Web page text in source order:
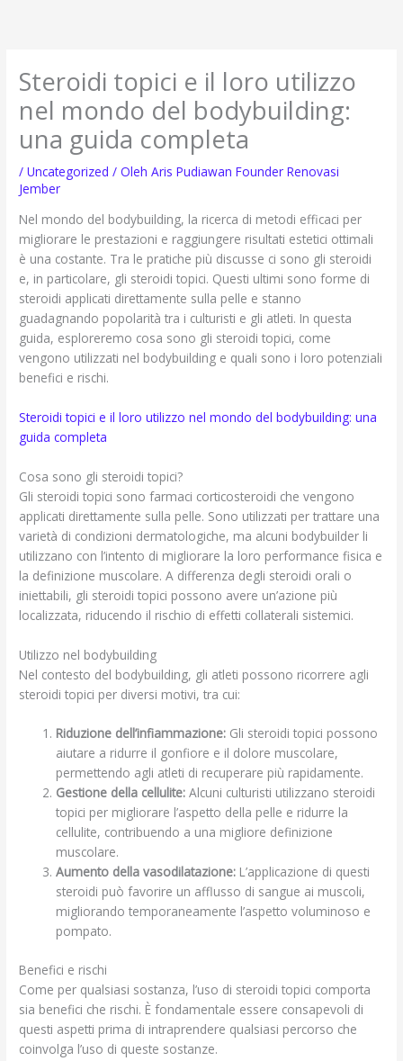
Steroidi topici e il loro utilizzo
nel mondo del bodybuilding:
una guida completa
/Uncategorized / OlehAris Pudiawan Founder Renovasi
Jember
Nel mondo del bodybuilding, la ricerca di metodi efficaci per
migliorare le prestazioni e raggiungere risultati estetici ottimali
è una costante. Tra le pratiche più discusse ci sono gli steroidi
e, in particolare, gli steroidi topici. Questi ultimi sono forme di
steroidi applicati direttamente sulla pelle e stanno
guadagnando popolarità tra i culturisti e gli atleti. In questa
guida, esploreremo cosa sono gli steroidi topici, come
vengono utilizzati nel bodybuilding e quali sono i loro potenziali
benefici e rischi.
Steroidi topici e il loro utilizzo nel mondo del bodybuilding: una
guida completa
Cosa sono gli steroidi topici?
Gli steroidi topici sono farmaci corticosteroidi che vengono
applicati direttamente sulla pelle. Sono utilizzati per trattare una
varietà di condizioni dermatologiche, ma alcuni bodybuilder li
utilizzano con l’intento di migliorare la loro performance fisica e
la definizione muscolare. A differenza degli steroidi orali o
iniettabili, gli steroidi topici possono avere un’azione più
localizzata, riducendo il rischio di effetti collaterali sistemici.
Utilizzo nel bodybuilding
Nel contesto del bodybuilding, gli atleti possono ricorrere agli
steroidi topici per diversi motivi, tra cui:
Riduzione dell’infiammazione: Gli steroidi topici possono
aiutare a ridurre il gonfiore e il dolore muscolare,
permettendo agli atleti di recuperare più rapidamente.
Gestione della cellulite: Alcuni culturisti utilizzano steroidi
topici per migliorare l’aspetto della pelle e ridurre la
cellulite, contribuendo a una migliore definizione
muscolare.
Aumento della vasodilatazione: L’applicazione di questi
steroidi può favorire un afflusso di sangue ai muscoli,
migliorando temporaneamente l’aspetto voluminoso e
pompato.
Benefici e rischi
Come per qualsiasi sostanza, l’uso di steroidi topici comporta
sia benefici che rischi. È fondamentale essere consapevoli di
questi aspetti prima di intraprendere qualsiasi percorso che
coinvolga l’uso di queste sostanze.